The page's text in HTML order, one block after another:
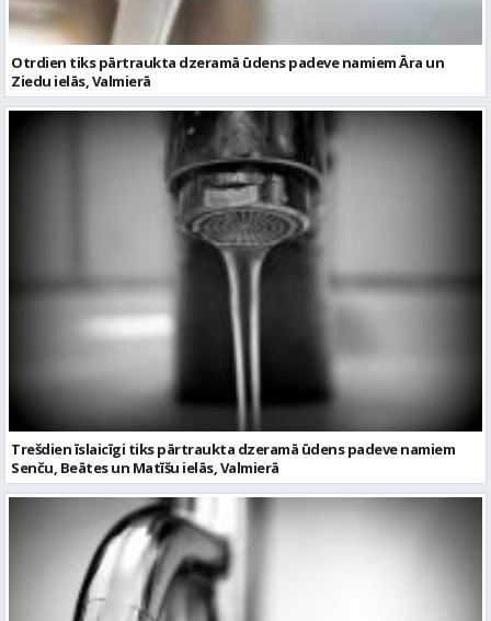
Trešdien īslaicīgi tiks pārtraukta dzeramā ūdens padeve namiem
Senču, Beātes un Matīšu ielās, Valmierā